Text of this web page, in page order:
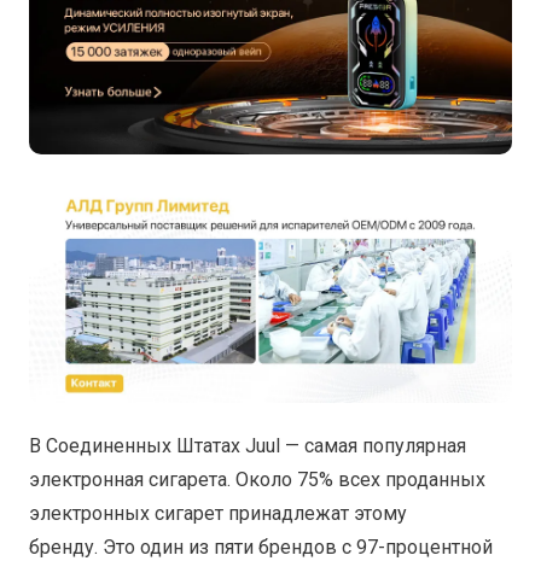
В Соединенных Штатах Juul — самая популярная
электронная сигарета. Около 75% всех проданных
электронных сигарет принадлежат этому
бренду. Это один из пяти брендов с 97-процентной